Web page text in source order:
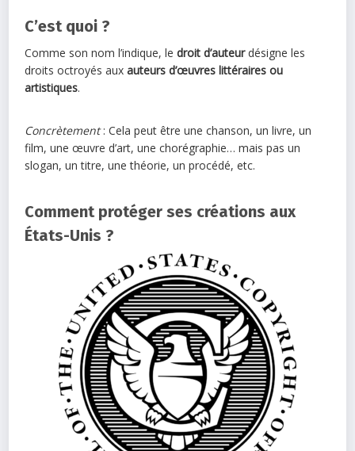
C’est quoi ?
Comme son nom l’indique, ledroit d’auteurdésigne les
droits octroyés auxauteurs d’œuvres littéraires ou
artistiques.
Concrètement: Cela peut être une chanson, un livre, un
film, une œuvre d’art, une chorégraphie… mais pas un
slogan, un titre, une théorie, un procédé, etc.
Comment protéger ses créations aux
États-Unis ?